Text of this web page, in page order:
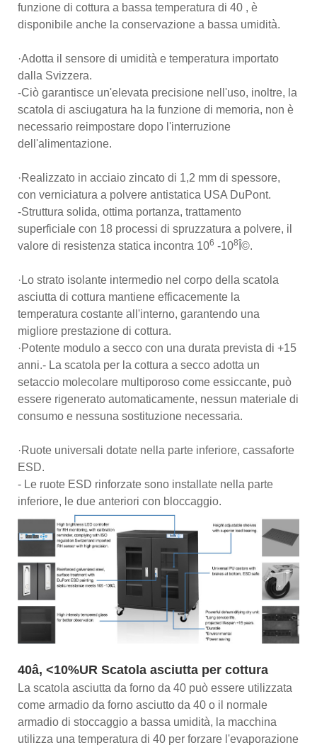
funzione di cottura a bassa temperatura di 40 , è
disponibile anche la conservazione a bassa umidità.
·Adotta il sensore di umidità e temperatura importato
dalla Svizzera.
-Ciò garantisce un'elevata precisione nell'uso, inoltre, la
scatola di asciugatura ha la funzione di memoria, non è
necessario reimpostare dopo l'interruzione
dell'alimentazione.
·Realizzato in acciaio zincato di 1,2 mm di spessore,
con verniciatura a polvere antistatica USA DuPont.
-Struttura solida, ottima portanza, trattamento
superficiale con 18 processi di spruzzatura a polvere, il
valore di resistenza statica incontra 106 -108 Î©.
·Lo strato isolante intermedio nel corpo della scatola
asciutta di cottura mantiene efficacemente la
temperatura costante all'interno, garantendo una
migliore prestazione di cottura.
·Potente modulo a secco con una durata prevista di +15
anni.- La scatola per la cottura a secco adotta un
setaccio molecolare multiporoso come essiccante, può
essere rigenerato automaticamente, nessun materiale di
consumo e nessuna sostituzione necessaria.
·Ruote universali dotate nella parte inferiore, cassaforte
ESD.
- Le ruote ESD rinforzate sono installate nella parte
inferiore, le due anteriori con bloccaggio.
40â, <10%UR Scatola asciutta per cottura
La scatola asciutta da forno da 40 può essere utilizzata
come armadio da forno asciutto da 40 o il normale
armadio di stoccaggio a bassa umidità, la macchina
utilizza una temperatura di 40 per forzare l'evaporazione